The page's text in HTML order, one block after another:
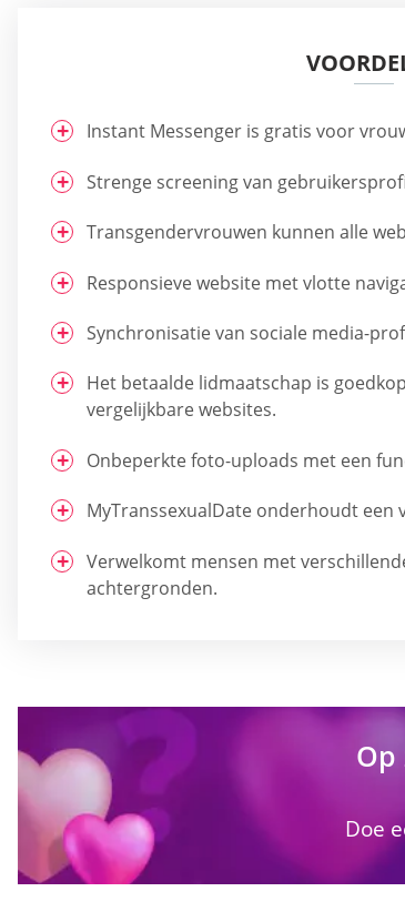
Instant Messenger is gratis voor
Strenge screening van
Transgendervrouwen kunnen alle
Responsieve website met vlotte
Synchronisatie van sociale media-
Het betaalde lidmaatschap is
vergelijkbare websites.
Onbeperkte foto-uploads met een
MyTranssexualDate onderhoudt een
Verwelkomt mensen met
achtergronden.
Op
Doe